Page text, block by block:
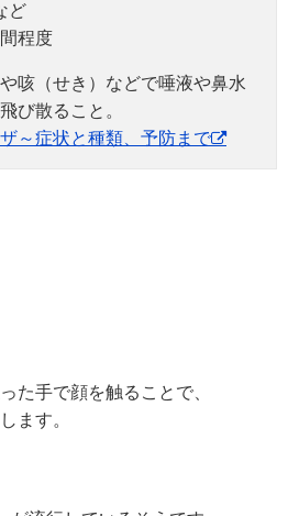
ど
程度
咳（せき）などで唾液や鼻水
び散ること。
～症状と種類、予防まで
た手で顔を触ることで、
ます。